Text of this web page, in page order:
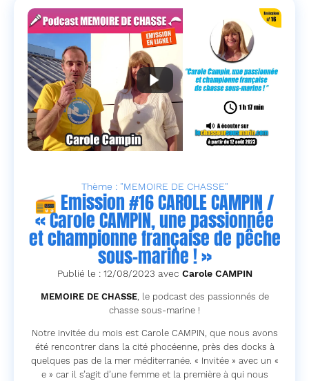
Thème : "MEMOIRE DE CHASSE"
📻 Emission #16 CAROLE CAMPIN /
« Carole CAMPIN, une passionnée
et championne française de pêche
sous-marine ! »
Publié le : 12/08/2023 avec Carole CAMPIN
MEMOIRE DE CHASSE, le podcast des passionnés de
chasse sous-marine !
Notre invitée du mois est Carole CAMPIN, que nous avons
été rencontrer dans la cité phocéenne, près des docks à
quelques pas de la mer méditerranée. « Invitée » avec un «
e » car il s’agit d’une femme et la première à qui nous